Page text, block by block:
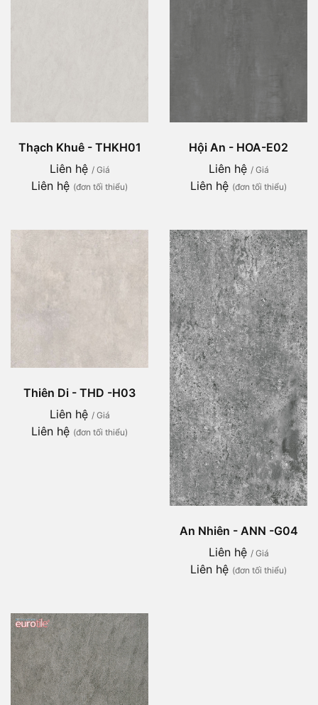
Thạch Khuê - THKH01
Liên hệ / Giá
Liên hệ (đơn tối thiểu)
Hội An - HOA-E02
Liên hệ / Giá
Liên hệ (đơn tối thiểu)
Thiên Di - THD -H03
Liên hệ / Giá
Liên hệ (đơn tối thiểu)
An Nhiên - ANN -G04
Liên hệ / Giá
Liên hệ (đơn tối thiểu)